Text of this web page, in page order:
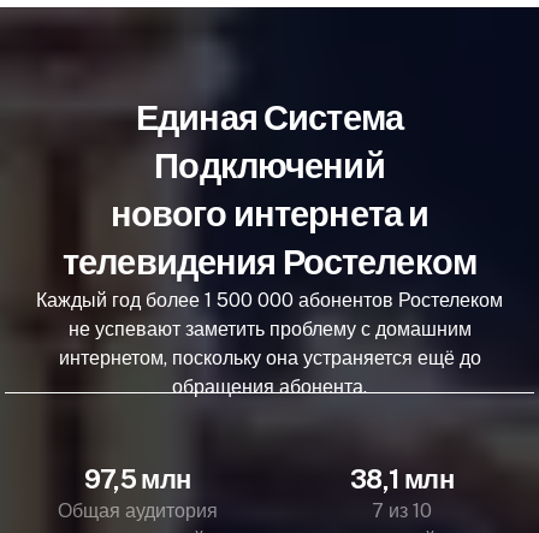
Единая Система
Подключений
нового интернета и
телевидения Ростелеком
Каждый год более 1 500 000 абонентов Ростелеком
не успевают заметить проблему с домашним
интернетом, поскольку она устраняется ещё до
обращения абонента.
97,5 млн
Общая аудитория
38,1 млн
7 из 10